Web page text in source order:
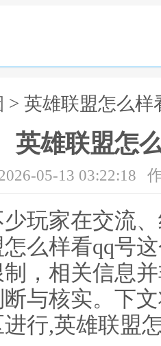
> 英雄联盟怎么样
英雄联盟怎
05-13 03:22:18
玩家在交流
么样看qq号
，相关信息
与核实。下
行,英雄联盟